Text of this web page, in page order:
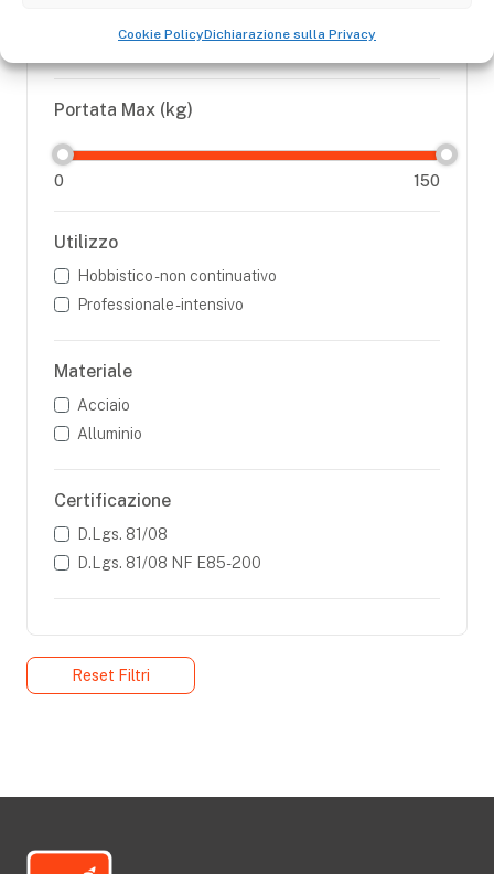
Cookie PolicyDichiarazione sulla Privacy
Kreo
Portata Max (kg)
0 150
Utilizzo
Hobbistico - non continuativo
Professionale - intensivo
Materiale
Acciaio
Alluminio
Certificazione
D.Lgs. 81/08
D.Lgs. 81/08 NF E85-200
Reset Filtri